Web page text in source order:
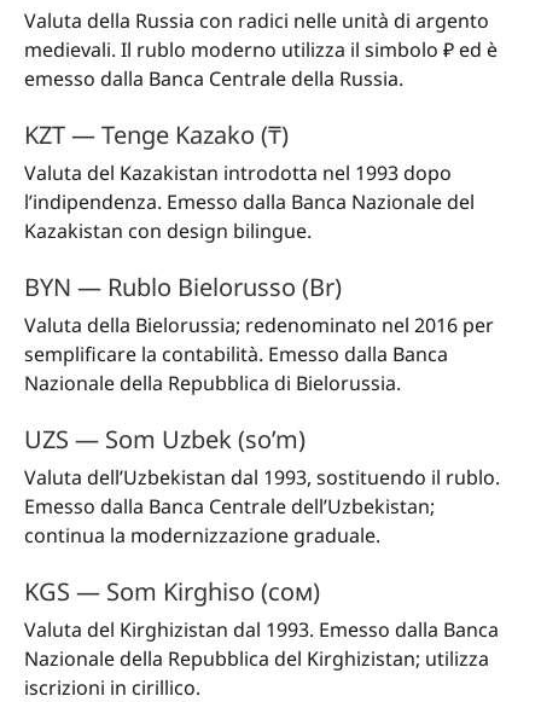
Valuta della Russia con radici nelle unità di argento
medievali. Il rublo moderno utilizza il simbolo ₽ ed è
emesso dalla Banca Centrale della Russia.
KZT — Tenge Kazako (₸)
Valuta del Kazakistan introdotta nel 1993 dopo
l’indipendenza. Emesso dalla Banca Nazionale del
Kazakistan con design bilingue.
BYN — Rublo Bielorusso (Br)
Valuta della Bielorussia; redenominato nel 2016 per
semplificare la contabilità. Emesso dalla Banca
Nazionale della Repubblica di Bielorussia.
UZS — Som Uzbek (so’m)
Valuta dell’Uzbekistan dal 1993, sostituendo il rublo.
Emesso dalla Banca Centrale dell’Uzbekistan;
continua la modernizzazione graduale.
KGS — Som Kirghiso (сом)
Valuta del Kirghizistan dal 1993. Emesso dalla Banca
Nazionale della Repubblica del Kirghizistan; utilizza
iscrizioni in cirillico.